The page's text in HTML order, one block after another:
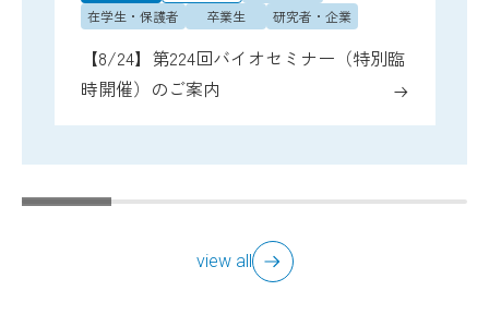
view all
在学生・保護者
卒業生 研究者・企業
【8/24】第224回バイオセミナー（特別臨
時開催）のご案内